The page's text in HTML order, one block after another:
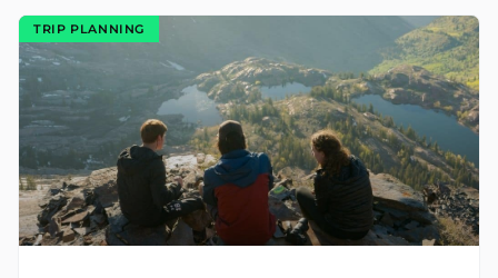
TRIP PLANNING